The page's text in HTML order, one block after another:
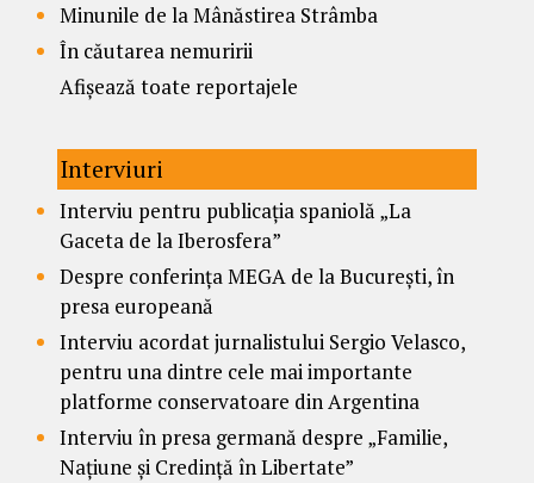
Minunile de la Mânăstirea Strâmba
În căutarea nemuririi
Afișează toate reportajele
Interviuri
Interviu pentru publicația spaniolă „La
Gaceta de la Iberosfera”
Despre conferința MEGA de la București, în
presa europeană
Interviu acordat jurnalistului Sergio Velasco,
pentru una dintre cele mai importante
platforme conservatoare din Argentina
Interviu în presa germană despre „Familie,
Națiune și Credință în Libertate”